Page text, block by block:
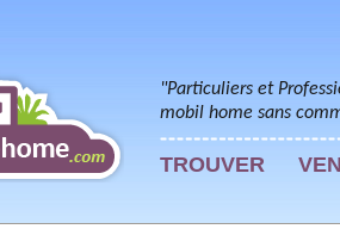
"Particuliers et
mobil home sans
TROUVER